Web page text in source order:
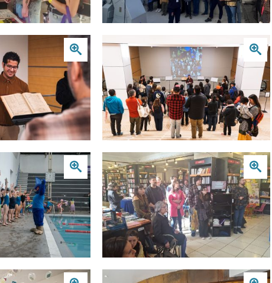
Zoom
Zoom
Zoom